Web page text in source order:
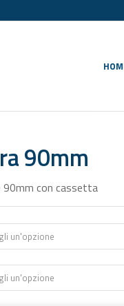
90mm
90mm con cassetta